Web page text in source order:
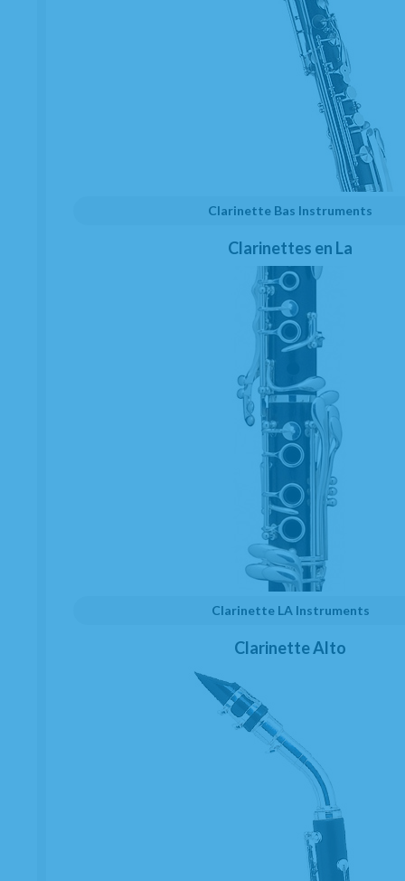
Clarinette Bas Instruments
Clarinettes en La
Clarinette LA Instruments
Clarinette Alto
Couvre bec Clarinette Mib BG ACB5 pour
3,57
AJOUTER